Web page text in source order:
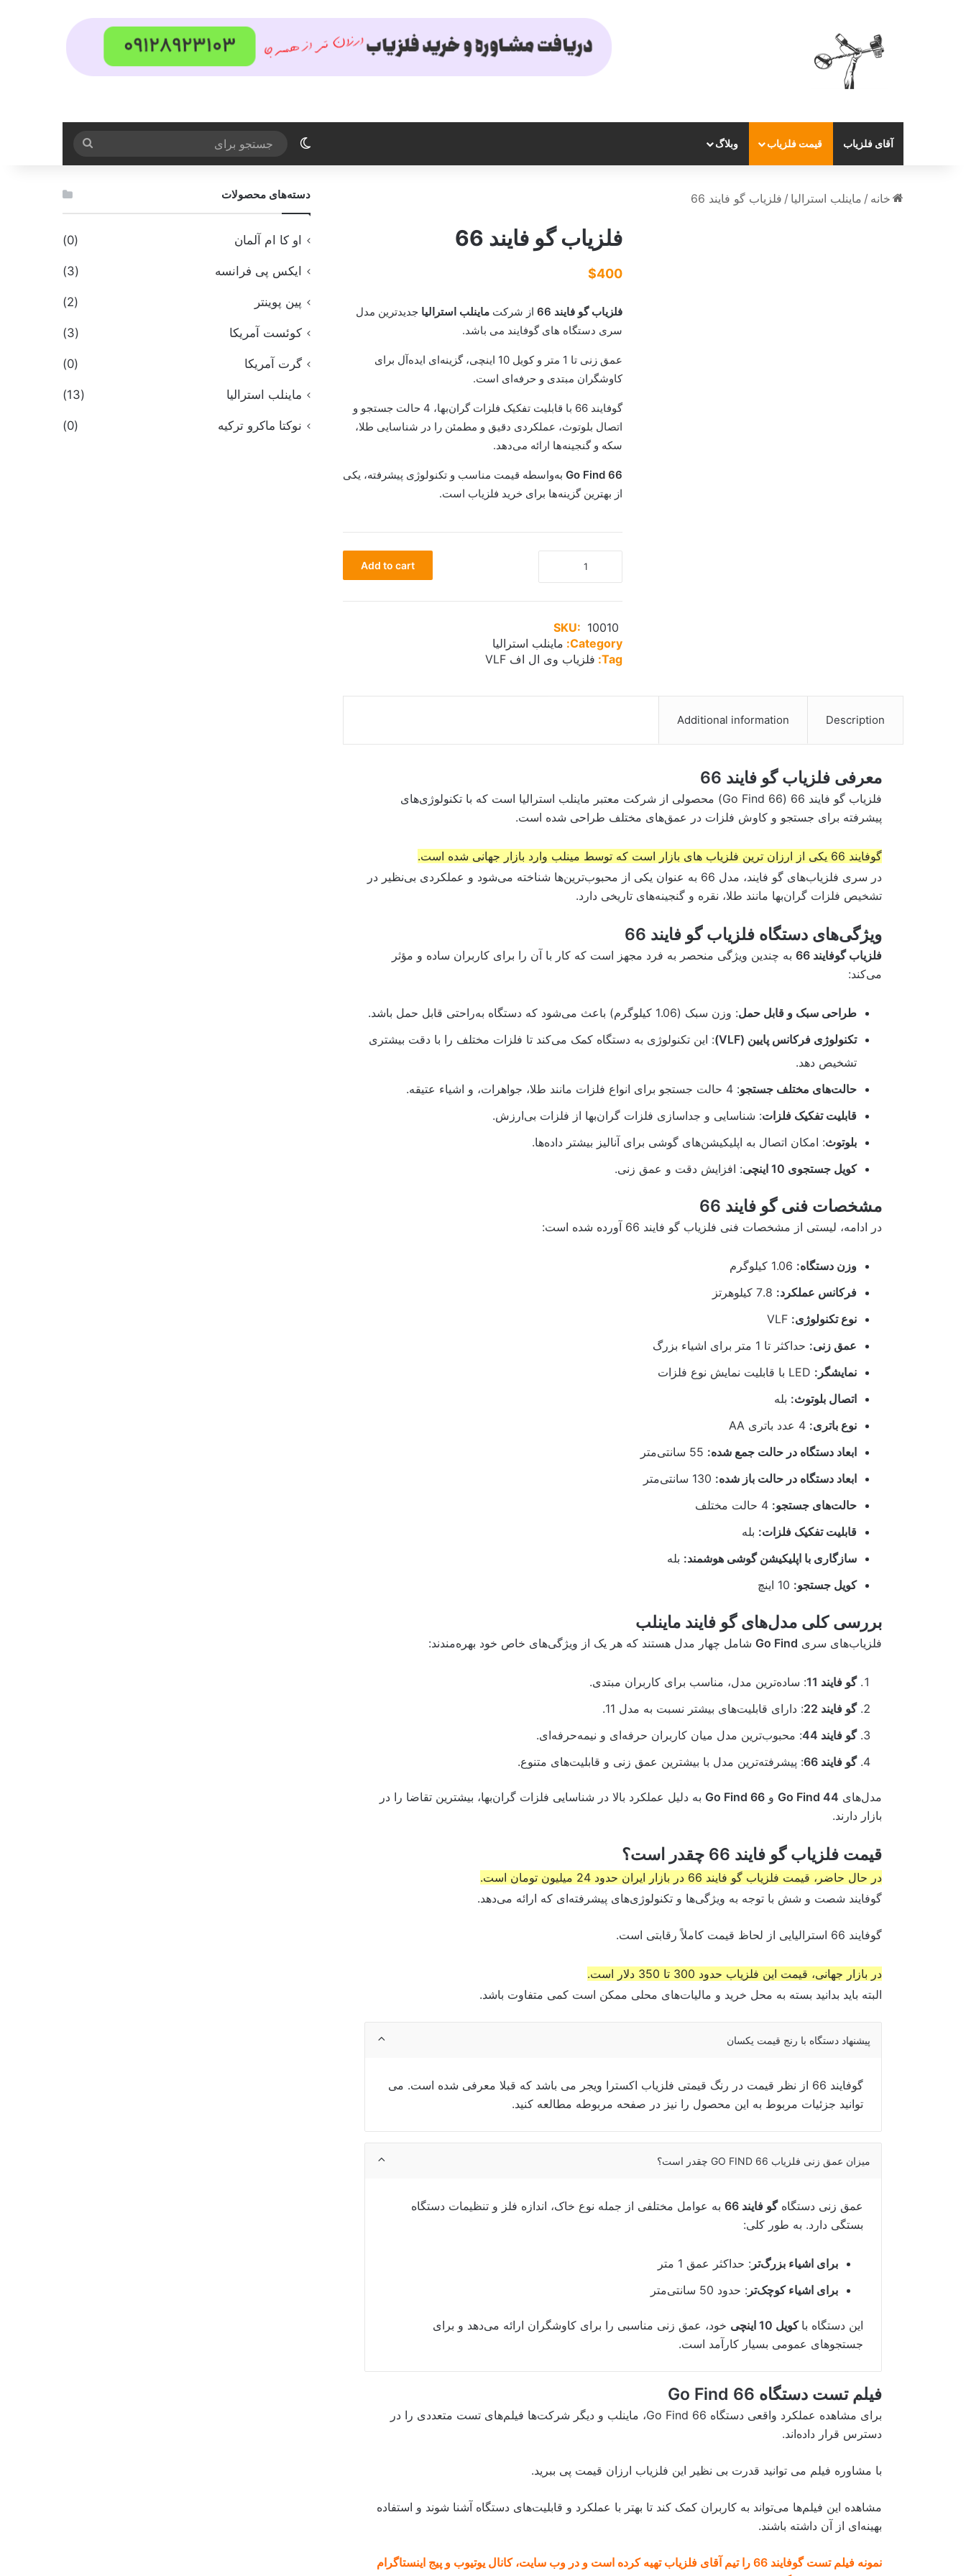
آقای فلزیاب قیمت فلزیاب وبلاگ تغییر پوسته
جستجو
برای
خانه / ماینلب استرالیا / فلزیاب گو فایند 66
فلزیاب گو فایند 66
$400
فلزیاب گو فایند 66 از شرکت ماینلب استرالیا جدیدترین مدل
سری دستگاه های گوفایند می باشد.
عمق زنی تا 1 متر و کویل 10 اینچی، گزینه‌ای ایده‌آل برای
کاوشگران مبتدی و حرفه‌ای است.
گوفایند 66 با قابلیت تفکیک فلزات گران‌بها، 4 حالت جستجو و
اتصال بلوتوث، عملکردی دقیق و مطمئن را در شناسایی طلا،
سکه و گنجینه‌ها ارائه می‌دهد.
Go Find 66 به‌واسطه قیمت مناسب و تکنولوژی پیشرفته، یکی
از بهترین گزینه‌ها برای خرید فلزیاب است.
گو
66
quantity
Add to cart
SKU: 10010
Category: ماینلب استرالیا
Tag: فلزیاب وی ال اف VLF
Description
Additional information
معرفی فلزیاب گو فایند 66
فلزیاب گو فایند 66 (Go Find 66) محصولی از شرکت معتبر ماینلب استرالیا است که با تکنولوژی‌های
پیشرفته برای جستجو و کاوش فلزات در عمق‌های مختلف طراحی شده است.
گوفایند 66 یکی از ارزان ترین فلزیاب های بازار است که توسط مینلب وارد بازار جهانی شده است.
در سری فلزیاب‌های گو فایند، مدل 66 به عنوان یکی از محبوب‌ترین‌ها شناخته می‌شود و عملکردی بی‌نظیر در
تشخیص فلزات گران‌بها مانند طلا، نقره و گنجینه‌های تاریخی دارد.
ویژگی‌های دستگاه فلزیاب گو فایند 66
فلزیاب گوفایند 66
به چندین ویژگی منحصر به فرد مجهز است که کار با آن را برای کاربران ساده و مؤثر
می‌کند:
طراحی سبک و قابل حمل: وزن سبک (1.06 کیلوگرم) باعث می‌شود که دستگاه به‌راحتی قابل حمل باشد.
تکنولوژی فرکانس پایین (VLF)
: این تکنولوژی به دستگاه کمک می‌کند تا فلزات مختلف را با دقت بیشتری
تشخیص دهد.
حالت‌های مختلف جستجو: 4 حالت جستجو برای انواع فلزات مانند طلا، جواهرات، و اشیاء عتیقه.
قابلیت تفکیک فلزات: شناسایی و جداسازی فلزات گران‌بها از فلزات بی‌ارزش.
بلوتوث: امکان اتصال به اپلیکیشن‌های گوشی برای آنالیز بیشتر داده‌ها.
کویل جستجوی 10 اینچی
: افزایش دقت و عمق زنی.
مشخصات فنی گو فایند 66
در ادامه، لیستی از مشخصات فنی فلزیاب گو فایند 66 آورده شده است:
وزن دستگاه:
فرکانس عملکرد:
نوع تکنولوژی:
عمق زنی: حداکثر تا 1 متر برای اشیاء بزرگ
نمایشگر:
اتصال بلوتوث: بله
نوع باتری:
ابعاد دستگاه در حالت جمع شده:
ابعاد دستگاه در حالت باز شده:
حالت‌های جستجو:
قابلیت تفکیک فلزات: بله
سازگاری با اپلیکیشن گوشی هوشمند: بله
کویل جستجو:
بررسی کلی مدل‌های گو فایند ماینلب
فلزیاب‌های سری Go Find شامل چهار مدل هستند که هر یک از ویژگی‌های خاص خود بهره‌مندند:
گو فایند 11
: ساده‌ترین مدل، مناسب برای کاربران مبتدی.
گو فایند 22
: دارای قابلیت‌های بیشتر نسبت به مدل 11.
گو فایند 44
: محبوب‌ترین مدل میان کاربران حرفه‌ای و نیمه‌حرفه‌ای.
گو فایند 66
: پیشرفته‌ترین مدل با بیشترین عمق زنی و قابلیت‌های متنوع.
مدل‌های Go Find 44 و Go Find 66 به دلیل عملکرد بالا در شناسایی فلزات گران‌بها، بیشترین تقاضا را در
بازار دارند.
قیمت فلزیاب گو فایند 66 چقدر است؟
در حال حاضر، قیمت فلزیاب گو فایند 66 در بازار ایران حدود 24 میلیون تومان است.
گوفایند شصت و شش با توجه به ویژگی‌ها و تکنولوژی‌های پیشرفته‌ای که ارائه می‌دهد.
گوفایند 66 استرالیایی از لحاظ قیمت کاملاً رقابتی است.
در بازار جهانی، قیمت این فلزیاب حدود 300 تا 350 دلار است.
البته باید بدانید بسته به محل خرید و مالیات‌های محلی ممکن است کمی متفاوت باشد.
پیشنهاد دستگاه با رنج قیمت یکسان
گوفایند 66 از نظر قیمت در رنگ قیمتی فلزیاب اکسترا ویجر می باشد که قبلا معرفی شده است. می
توانید جزئیات مربوط به این محصول را نیز در صفحه مربوطه مطالعه کنید.
میزان عمق زنی فلزیاب GO FIND 66 چقدر است؟
عمق زنی دستگاهگو فایند 66
به عوامل مختلفی از جمله نوع خاک، اندازه فلز و تنظیمات دستگاه
بستگی دارد. به طور کلی:
برای اشیاء بزرگ‌تر : حداکثر عمق 1 متر
برای اشیاء کوچک‌تر : حدود 50 سانتی‌متر
این دستگاه با کویل 10 اینچی
خود، عمق زنی مناسبی را برای کاوشگران ارائه می‌دهد و برای
جستجوهای عمومی بسیار کارآمد است.
فیلم تست دستگاه Go Find 66
برای مشاهده عملکرد واقعی دستگاه Go Find 66، ماینلب و دیگر شرکت‌ها فیلم‌های تست متعددی را در
دسترس قرار داده‌اند.
با مشاوره فیلم می توانید قدرت بی نظیر این فلزیاب ارزان قیمت پی ببرید.
مشاهده این فیلم‌ها می‌تواند به کاربران کمک کند تا بهتر با عملکرد و قابلیت‌های دستگاه آشنا شوند و استفاده
بهینه‌ای از آن داشته باشند.
نمونه فیلم تست گوفایند 66 را تیم آقای فلزیاب تهیه کرده است و در وب سایت، کانال یوتیوب و پیج اینستاگرام
دسته‌های محصولات
او کا ام آلمان (0)
ایکس پی فرانسه (3)
پین پوینتر (2)
کوئست آمریکا (3)
گرت آمریکا (0)
ماینلب استرالیا (13)
نوکتا ماکرو ترکیه (0)